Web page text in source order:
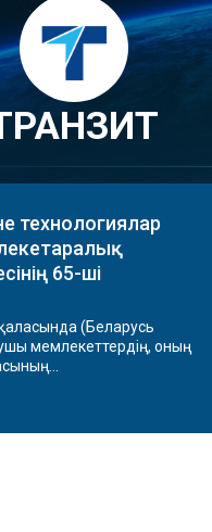
технологиялар
65-ші
(Беларусь
мемлекеттердің, оның